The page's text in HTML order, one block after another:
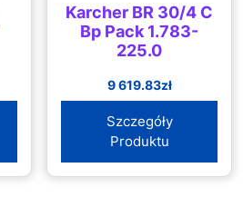
Karcher BR 30/4 C
Bp Pack 1.783-
225.0
9 619.83zł
Szczegóły
Produktu